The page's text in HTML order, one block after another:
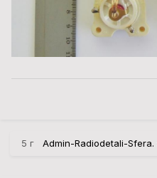
5 г Admin-Radiodetali-Sfera.